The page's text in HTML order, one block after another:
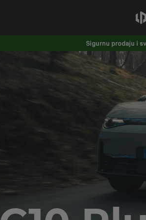
Sigurnu prodaju i